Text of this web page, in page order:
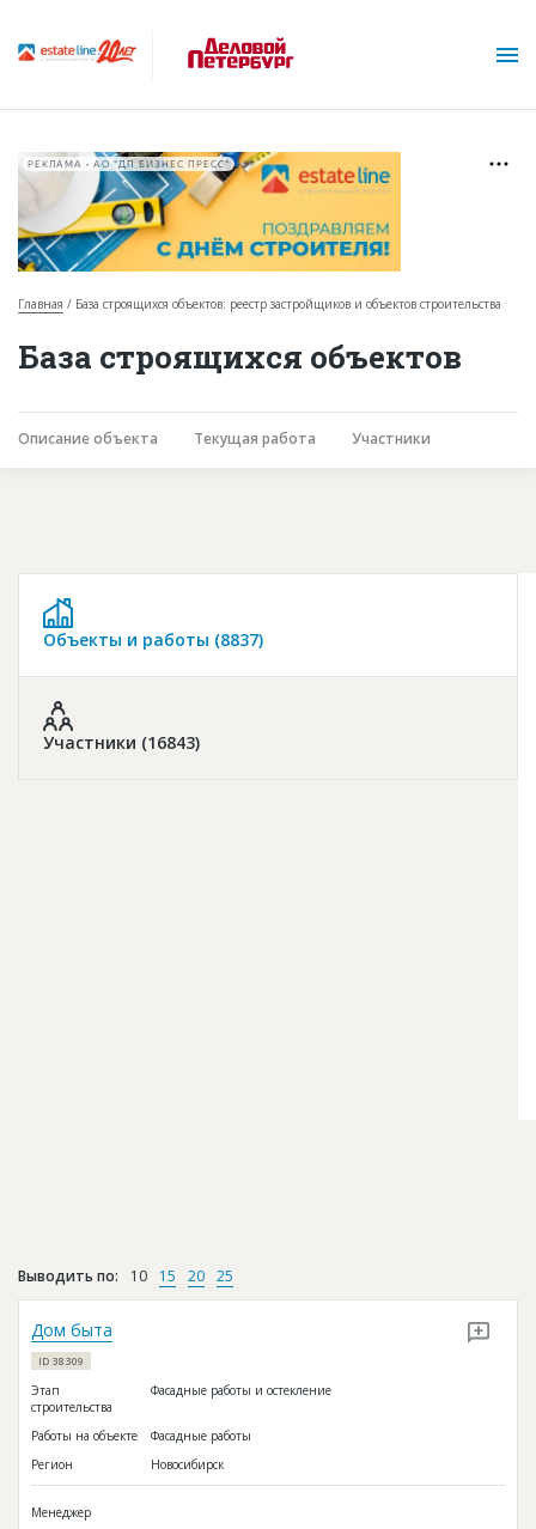
Горячие объекты
Инвестпроекты
Платные услуги
Пресс-релизы
Контакты
РЕКЛАМА • АО "ДП БИЗНЕС ПРЕСС"
Главная База строящихся объектов: реестр застройщиков и объектов строительства
База строящихся объектов
Описание объекта Текущая работа Участники
Объекты и работы (8837)
Участники (16843)
Выводить по: 10 15 20 25
ID 38309
Дом быта
Этап
строительства
Фасадные работы и остекление
Работы на объекте
Фасадные работы
Регион
Новосибирск
Менеджер